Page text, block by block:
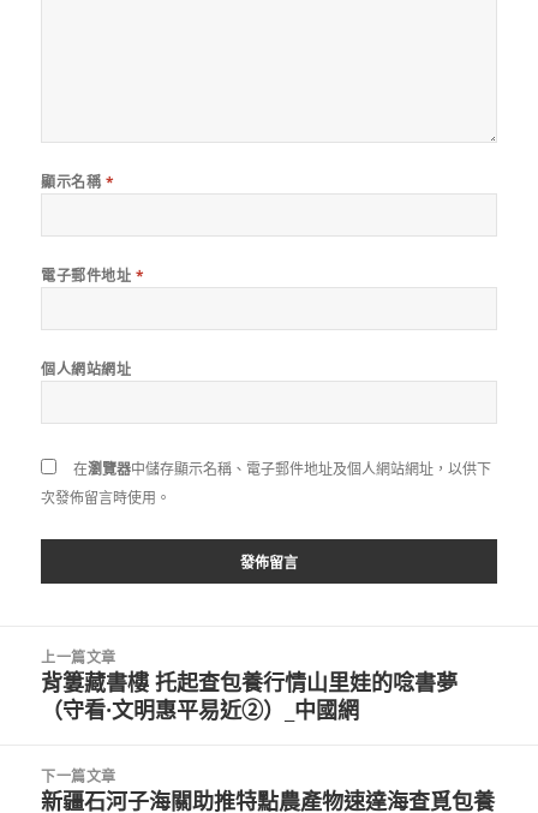
顯示名稱 *
電子郵件地址 *
個人網站網址
在瀏覽器中儲存顯示名稱、電子郵件地址及個人網站網址，以供下
次發佈留言時使用。
上一篇文章
上
一
文
章:
背簍藏書樓 托起查包養行情山里娃的唸書夢
（守看·文明惠平易近②）_中國網
下一篇文章
下
新疆石河子海關助推特點農產物速達海查覓包養